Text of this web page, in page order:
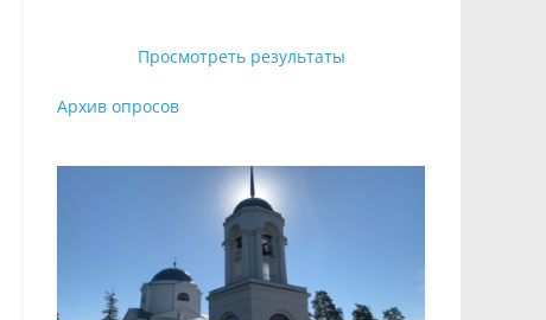
Просмотреть результаты
Архив опросов